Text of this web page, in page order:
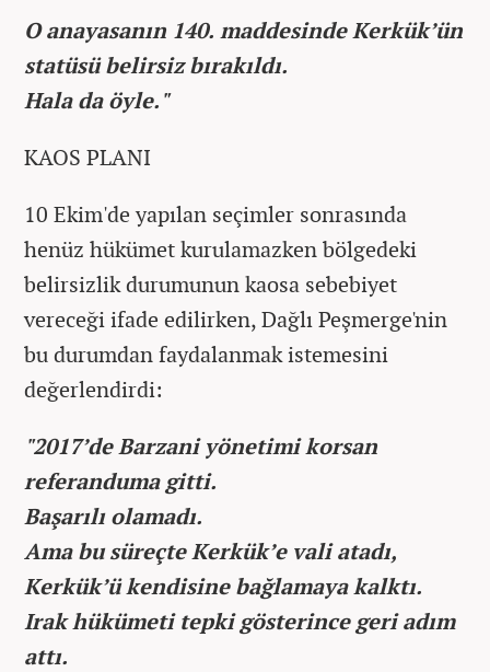
O anayasanın 140. maddesinde Kerkük’ün
statüsü belirsiz bırakıldı.
Hala da öyle."
KAOS PLANI
10 Ekim'de yapılan seçimler sonrasında
henüz hükümet kurulamazken bölgedeki
belirsizlik durumunun kaosa sebebiyet
vereceği ifade edilirken, Dağlı Peşmerge'nin
bu durumdan faydalanmak istemesini
değerlendirdi:
"2017’de Barzani yönetimi korsan
referanduma gitti.
Başarılı olamadı.
Ama bu süreçte Kerkük’e vali atadı,
Kerkük’ü kendisine bağlamaya kalktı.
Irak hükümeti tepki gösterince geri adım
attı.